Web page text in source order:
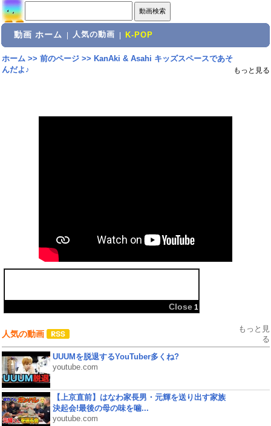
動画 ホーム 人気の動画 K-POP
ホーム>> 前のページ>> KanAki & Asahi キッズスペースであそ
んだよ♪
もっと見る
人気の動画
もっと見
る
UUUMを脱退するYouTuber多くね?
youtube.com
【上京直前】はなわ家長男・元輝を送り出す家族
決起会!最後の母の味を噛...
youtube.com